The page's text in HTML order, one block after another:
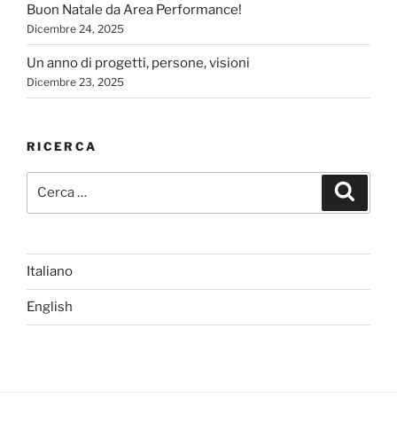
Buon Natale da Area Performance!
Dicembre 24, 2025
Un anno di progetti, persone, visioni
Dicembre 23, 2025
RICERCA
Italiano
English